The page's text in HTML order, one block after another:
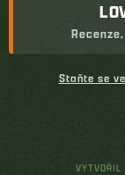
Staňte se
VYTVOŘIL